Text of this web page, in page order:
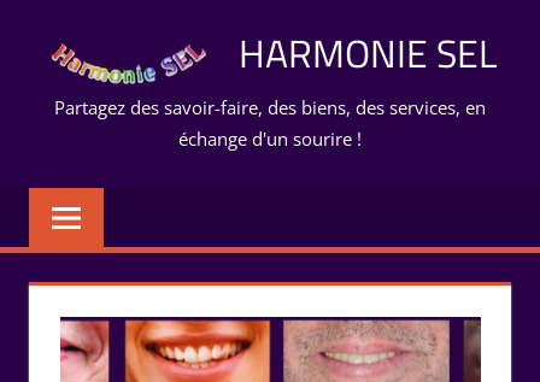
HARMONIE SEL
Partagez des savoir-faire, des biens, des services, en
échange d'un sourire !